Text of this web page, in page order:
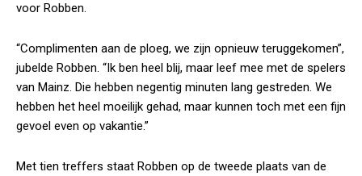
voor Robben.
“Complimenten aan de ploeg, we zijn opnieuw teruggekomen”,
jubelde Robben. “Ik ben heel blij, maar leef mee met de spelers
van Mainz. Die hebben negentig minuten lang gestreden. We
hebben het heel moeilijk gehad, maar kunnen toch met een fijn
gevoel even op vakantie.”
Met tien treffers staat Robben op de tweede plaats van de